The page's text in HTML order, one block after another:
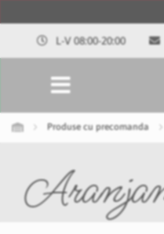
L-V 08:00-20:00
Produse cu precomanda